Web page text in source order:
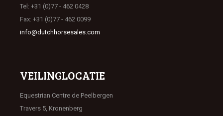
Tel: +31 (0)77 - 462 0428
Fax: +31 (0)77 - 462 0099
info@dutchhorsesales.com
VEILINGLOCATIE
Equestrian Centre de Peelbergen
Travers 5, Kronenberg